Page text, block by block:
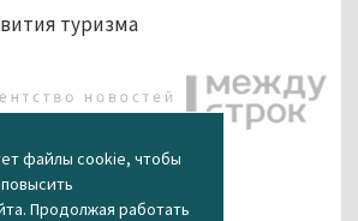
файлы cookie, чтобы
Продолжая работать
туризма